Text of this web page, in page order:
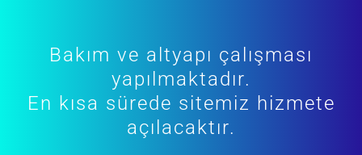
Bakım ve altyapı çalışması
yapılmaktadır.
En kısa sürede sitemiz hizmete
açılacaktır.